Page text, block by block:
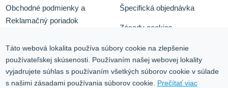
Obchodné podmienky a
Reklamačný poriadok
Služby
Kontakt
Špecifická objednávka
Zásady cookies
Ochrana osobných údajov
Blog
Táto webová lokalita používa súbory cookie na zlepšenie
používateľskej skúsenosti. Používaním našej webovej lokality
vyjadrujete súhlas s používaním všetkých súborov cookie v súlade
s našimi zásadami používania súborov cookie. Prečítať viac